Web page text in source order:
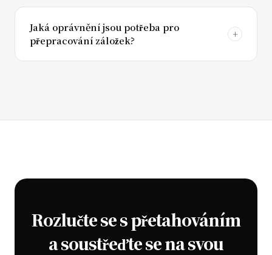
Jaká oprávnění jsou potřeba pro
přepracování záložek?
Rozlučte se s přetahováním
a soustřeďte se na svou